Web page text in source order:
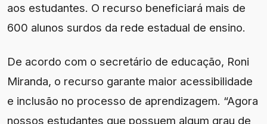
aos estudantes. O recurso beneficiará mais de
600 alunos surdos da rede estadual de ensino.
De acordo com o secretário de educação, Roni
Miranda, o recurso garante maior acessibilidade
e inclusão no processo de aprendizagem. “Agora
nossos estudantes que possuem algum grau de